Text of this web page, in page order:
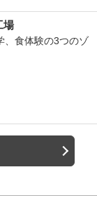
場
、食体験の3つのゾ